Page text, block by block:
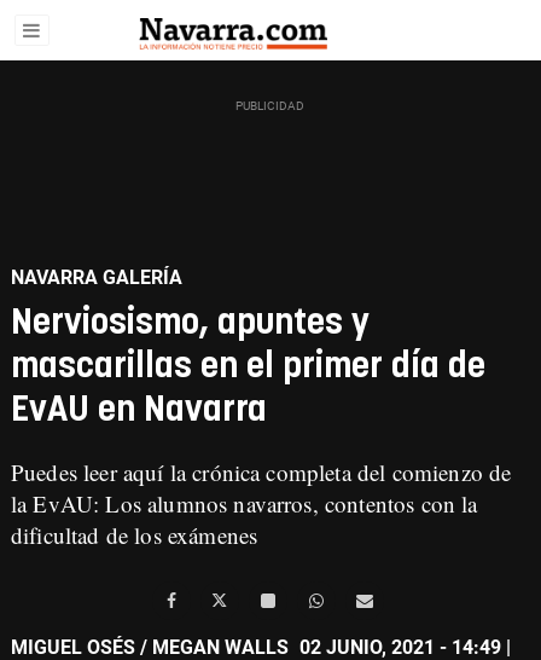
NAVARRA GALERÍA
Nerviosismo, apuntes y
mascarillas en el primer día de
EvAU en Navarra
Puedes leer aquí la crónica completa del comienzo de
la EvAU:Los alumnos navarros, contentos con la
dificultad de los exámenes
MIGUEL OSÉS / MEGAN WALLS 02 JUNIO, 2021 - 14:49 |